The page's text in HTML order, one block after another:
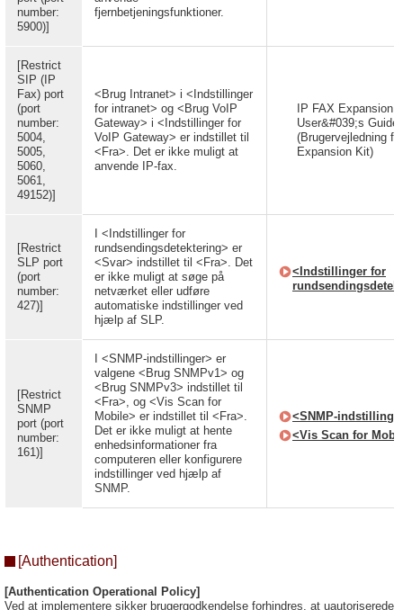
number:
5900)]
fjernbetjeningsfunktioner.
[Restrict
SIP (IP
Fax) port
(port
number:
5004,
5005,
5060,
5061,
49152)]
<Brug Intranet> i <Indstillinger
for intranet> og <Brug VoIP
Gateway> i <Indstillinger for
VoIP Gateway> er indstillet til
<Fra>. Det er ikke muligt at
anvende IP-fax.
IP FAX Expansion
User&#039;s Guide
(Brugervejledning
Expansion Kit)
[Restrict
SLP port
(port
number:
427)]
I <Indstillinger for
rundsendingsdetektering> er
<Svar> indstillet til <Fra>. Det
er ikke muligt at søge på
netværket eller udføre
automatiske indstillinger ved
hjælp af SLP.
<Indstillinger for
[Restrict
SNMP
port (port
number:
161)]
I <SNMP-indstillinger> er
valgene <Brug SNMPv1> og
<Brug SNMPv3> indstillet til
<Fra>, og <Vis Scan for
Mobile> er indstillet til <Fra>.
Det er ikke muligt at hente
enhedsinformationer fra
computeren eller konfigurere
indstillinger ved hjælp af
SNMP.
<SNMP-
<Vis Scan for
[Authentication]
[Authentication Operational Policy]
Ved at implementere sikker brugergodkendelse forhindres, at uautoriserede